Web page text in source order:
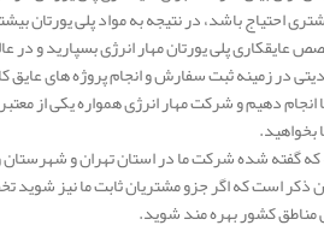
احتیاج باشد، در نتیجه به مواد پلی یورتان
عایقکاری پلی یورتان مهار انرژی بسپارید و در
در زمینه ثبت سفارش و انجام پروژه های عایق
انجام دهیم و شرکت مهار انرژی همواره یکی از
گفته شده شرکت ما در استان تهران و
است که اگر جزو مشتریان ثابت ما نیز شوید
مناطق کشور بهره مند شوید.